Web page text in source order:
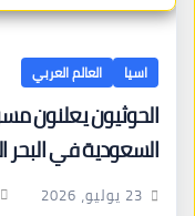
اسيا العالم العربي
الحوثيون يعلنون
السعودية في البحر
23 يوليو، 2026